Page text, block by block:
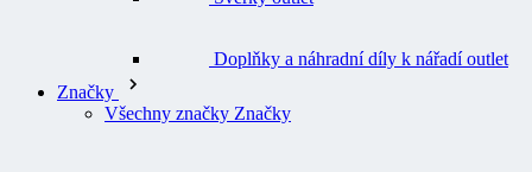
Všechny značky Značky